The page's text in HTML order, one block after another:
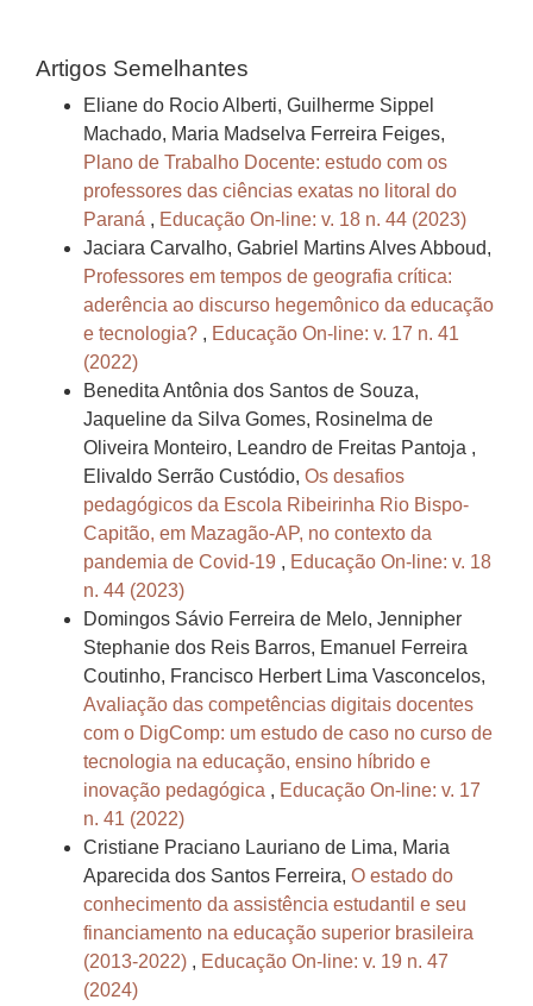
Artigos Semelhantes
Eliane do Rocio Alberti, Guilherme Sippel
Machado, Maria Madselva Ferreira Feiges,
Plano de Trabalho Docente: estudo com os
professores das ciências exatas no litoral do
Paraná , Educação On-line: v. 18 n. 44 (2023)
Jaciara Carvalho, Gabriel Martins Alves Abboud,
Professores em tempos de geografia crítica:
aderência ao discurso hegemônico da educação
e tecnologia? , Educação On-line: v. 17 n. 41
(2022)
Benedita Antônia dos Santos de Souza,
Jaqueline da Silva Gomes, Rosinelma de
Oliveira Monteiro, Leandro de Freitas Pantoja ,
Elivaldo Serrão Custódio, Os desafios
pedagógicos da Escola Ribeirinha Rio Bispo-
Capitão, em Mazagão-AP, no contexto da
pandemia de Covid-19 , Educação On-line: v. 18
n. 44 (2023)
Domingos Sávio Ferreira de Melo, Jennipher
Stephanie dos Reis Barros, Emanuel Ferreira
Coutinho, Francisco Herbert Lima Vasconcelos,
Avaliação das competências digitais docentes
com o DigComp: um estudo de caso no curso de
tecnologia na educação, ensino híbrido e
inovação pedagógica , Educação On-line: v. 17
n. 41 (2022)
Cristiane Praciano Lauriano de Lima, Maria
Aparecida dos Santos Ferreira, O estado do
conhecimento da assistência estudantil e seu
financiamento na educação superior brasileira
(2013-2022) , Educação On-line: v. 19 n. 47
(2024)